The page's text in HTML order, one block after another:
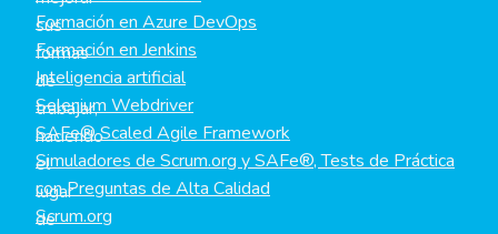
sus
formas
de
trabajar,
haciendo
el
lugar
de
Formación en Azure DevOps
Formación en Jenkins
Inteligencia artificial
Selenium Webdriver
SAFe® Scaled Agile Framework
Simuladores de Scrum.org y SAFe®, Tests de Práctica
con Preguntas de Alta Calidad
Scrum.org